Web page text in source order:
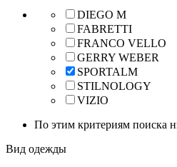
DIEGO M
FABRETTI
FRANCO VELLO
GERRY WEBER
SPORTALM
STILNOLOGY
VIZIO
По этим критериям поиска
Вид одежды